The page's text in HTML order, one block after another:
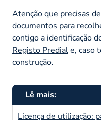
Atenção que precisas
documentos para
contigo a identificação
Registo Prediale, caso
construção.
Lê mais:
Licença de utilização: